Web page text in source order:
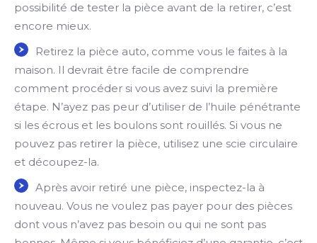
possibilité de tester la pièce avant de la retirer, c’est
encore mieux.
Retirez la pièce auto, comme vous le faites à la
maison. Il devrait être facile de comprendre
comment procéder si vous avez suivi la première
étape. N’ayez pas peur d’utiliser de l’huile pénétrante
si les écrous et les boulons sont rouillés. Si vous ne
pouvez pas retirer la pièce, utilisez une scie circulaire
et découpez-la.
Après avoir retiré une pièce, inspectez-la à
nouveau. Vous ne voulez pas payer pour des pièces
dont vous n’avez pas besoin ou qui ne sont pas